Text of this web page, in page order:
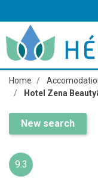
Home
Hotel Zena
New search
9.3